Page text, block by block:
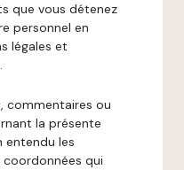
que vous détenez
personnel en
légales et
commentaires ou
la présente
entendu les
coordonnées qui